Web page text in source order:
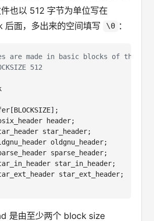
件也以 512 字节为单位写在
面，多出来的空间填写
\0 ：
are made in basic blocks of this
[BLOCKSIZE];
header;
star_header;
oldgnu_header;
sparse_header;
star_in_header;
star_ext_header;
是由至少两个 block size